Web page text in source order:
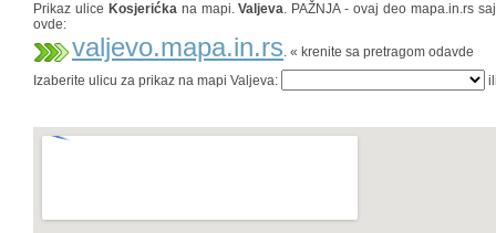
Prikaz ulice Kosjerićkana mapi.Valjeva. PAŽNJA - ovaj deo mapa.in.rs
ovde:
valjevo.mapa.in.rs. « krenite sa pretragom odavde
Izaberite ulicu za prikaz na mapi Valjeva: